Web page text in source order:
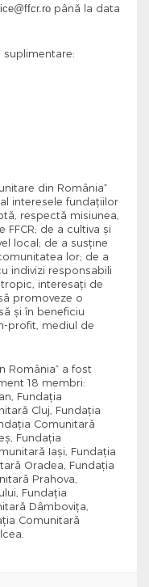
până la data
din România”
interesele fundaţiilor
respectă misiunea,
de a cultiva şi
local; de a susţine
lor; de a
indivizi responsabili
interesaţi de
promoveze o
şi în beneficiu
profit, mediul de
România” a fost
18 membri:
Fundația
Cluj, Fundația
Comunitară
Fundația
Iași, Fundația
Oradea, Fundația
Prahova,
Fundația
Dâmbovița,
Comunitară